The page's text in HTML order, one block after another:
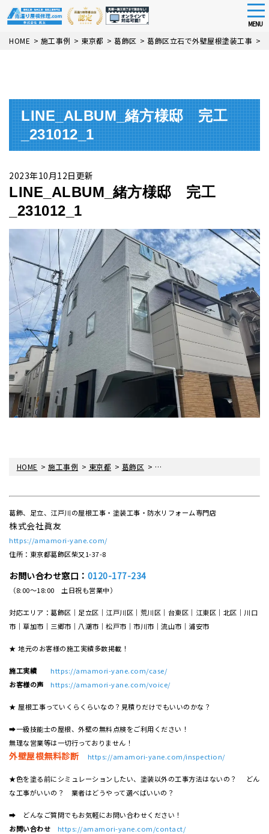
Skip
MENU
HOME > 施工事例 > 東京都 > 葛飾区 > 葛飾区立石で外壁屋根塗装工事 >
LINE_ALBUM_緒方様邸 完工
_231012_1
2023年10月12日更新
LINE_ALBUM_緒方様邸 完工
_231012_1
HOME >施工事例 > 東京都 > 葛飾区 > 葛飾区立石で外壁屋根塗装工事
葛飾、足立、江戸川の屋根工事・塗装工事・防水リフォーム専門店
株式会社眞友
https://amamori-yane.com/
住所：東京都葛飾区柴又1-37-8
お問い合わせ窓口： 0120-177-234
（8:00～18:00 土日祝も営業中）
対応エリア：葛飾区｜足立区｜江戸川区｜荒川区｜台東区｜江東区｜北区｜川口
市｜草加市｜三郷市｜八潮市｜松⼾市｜市川市｜流⼭市｜浦安市
★ 地元のお客様の施工実績多数掲載！
施工実績
https://amamori-yane.com/case/
お客様の声
https://amamori-yane.com/voice/
★ 屋根工事っていくらくらいなの？見積りだけでもいいのかな？
➡一級技能士の屋根、外壁の無料点検をご利用ください！
無理な営業等は一切行っておりません！
外壁屋根無料診断 https://amamori-yane.com/inspection/
★色を塗る前にシミュレーションしたい、塗装以外の工事方法はないの？ どん
な工事がいいの？ 業者はどうやって選べばいいの？
➡ どんなご質問でもお気軽にお問い合わせください！
お問い合わせ
https://amamori-yane.com/contact/